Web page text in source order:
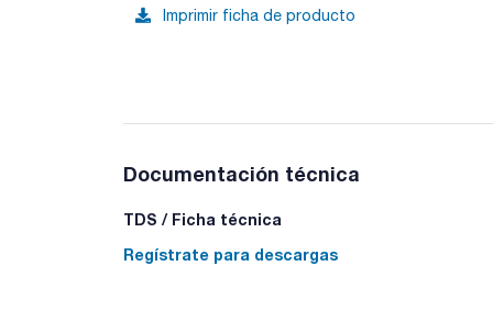
Imprimir ficha de producto
Documentación técnica
TDS / Ficha técnica
Regístrate para descargas